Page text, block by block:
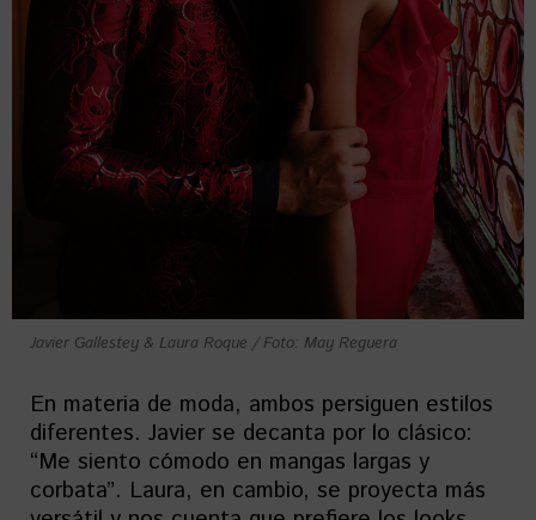
Javier Gallestey & Laura Roque / Foto: May Reguera
En materia de moda, ambos persiguen estilos
diferentes. Javier se decanta por lo clásico:
“Me siento cómodo en mangas largas y
corbata”. Laura, en cambio, se proyecta más